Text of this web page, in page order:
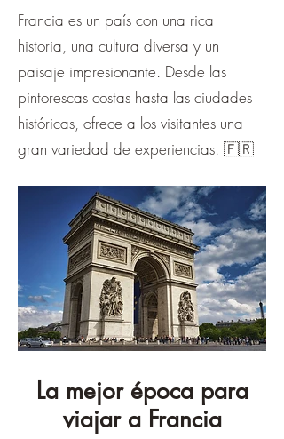
Francia es un país con una rica
historia, una cultura diversa y un
paisaje impresionante. Desde las
pintorescas costas hasta las ciudades
históricas, ofrece a los visitantes una
gran variedad de experiencias. 🇫🇷
La mejor época para
viajar a Francia